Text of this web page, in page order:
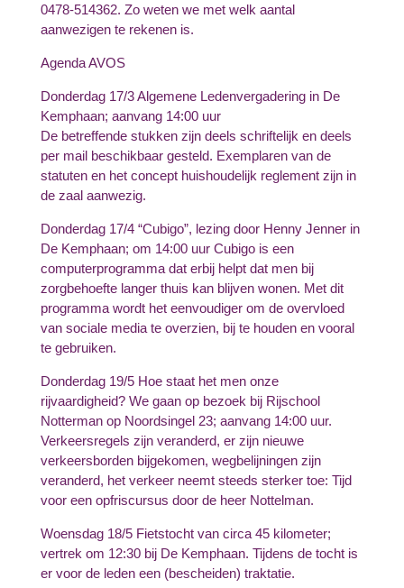
0478-514362. Zo weten we met welk aantal
aanwezigen te rekenen is.
Agenda AVOS
Donderdag 17/3 Algemene Ledenvergadering in De
Kemphaan; aanvang 14:00 uur
De betreffende stukken zijn deels schriftelijk en deels
per mail beschikbaar gesteld. Exemplaren van de
statuten en het concept huishoudelijk reglement zijn in
de zaal aanwezig.
Donderdag 17/4 “Cubigo”, lezing door Henny Jenner in
De Kemphaan; om 14:00 uur Cubigo is een
computerprogramma dat erbij helpt dat men bij
zorgbehoefte langer thuis kan blijven wonen. Met dit
programma wordt het eenvoudiger om de overvloed
van sociale media te overzien, bij te houden en vooral
te gebruiken.
Donderdag 19/5 Hoe staat het men onze
rijvaardigheid? We gaan op bezoek bij Rijschool
Notterman op Noordsingel 23; aanvang 14:00 uur.
Verkeersregels zijn veranderd, er zijn nieuwe
verkeersborden bijgekomen, wegbelijningen zijn
veranderd, het verkeer neemt steeds sterker toe: Tijd
voor een opfriscursus door de heer Nottelman.
Woensdag 18/5 Fietstocht van circa 45 kilometer;
vertrek om 12:30 bij De Kemphaan. Tijdens de tocht is
er voor de leden een (bescheiden) traktatie.